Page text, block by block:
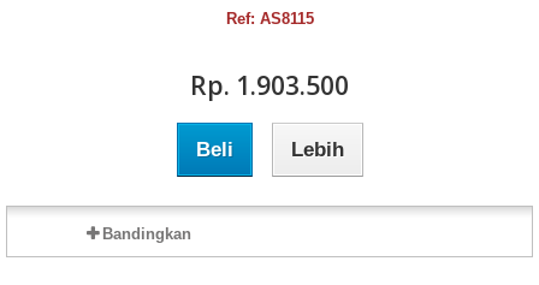
Ref: AS8115
Rp‎. 1.903.500
Beli Lebih
Bandingkan